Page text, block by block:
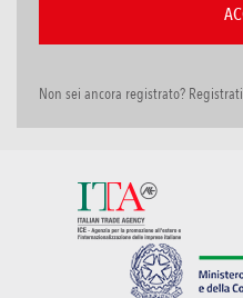
Non sei ancora registrato? Registrati